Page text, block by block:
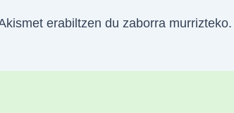
erabiltzen du zaborra murrizteko.